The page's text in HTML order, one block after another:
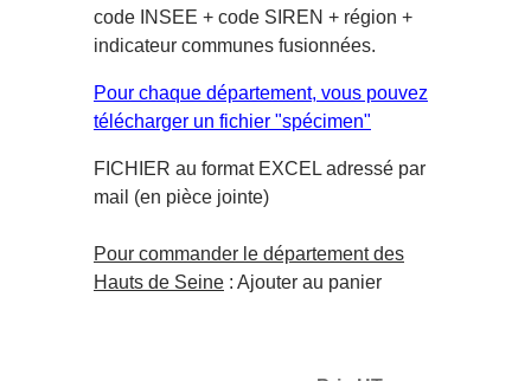
code INSEE + code SIREN + région +
indicateur communes fusionnées.
Pour chaque département, vous pouvez
télécharger un fichier "spécimen"
FICHIER au format EXCEL adressé par
mail (en pièce jointe)
Pour commander le département des
Hauts de Seine : Ajouter au panier